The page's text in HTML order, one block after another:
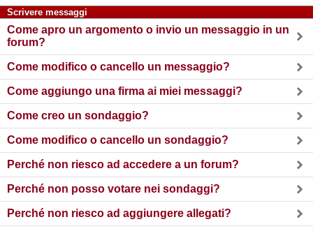
Scrivere messaggi
Come apro un argomento o invio un messaggio in un
forum?
Come modifico o cancello un messaggio?
Come aggiungo una firma ai miei messaggi?
Come creo un sondaggio?
Come modifico o cancello un sondaggio?
Perché non riesco ad accedere a un forum?
Perché non posso votare nei sondaggi?
Perché non riesco ad aggiungere allegati?